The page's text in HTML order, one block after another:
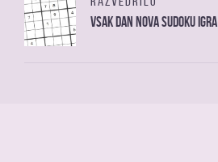
Vsak dan nova sudoku igra